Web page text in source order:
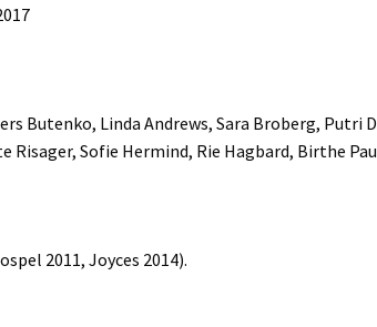
Butenko, Linda Andrews, Sara Broberg, Putri
Sofie Hermind, Rie Hagbard, Birthe
2011, Joyces 2014).